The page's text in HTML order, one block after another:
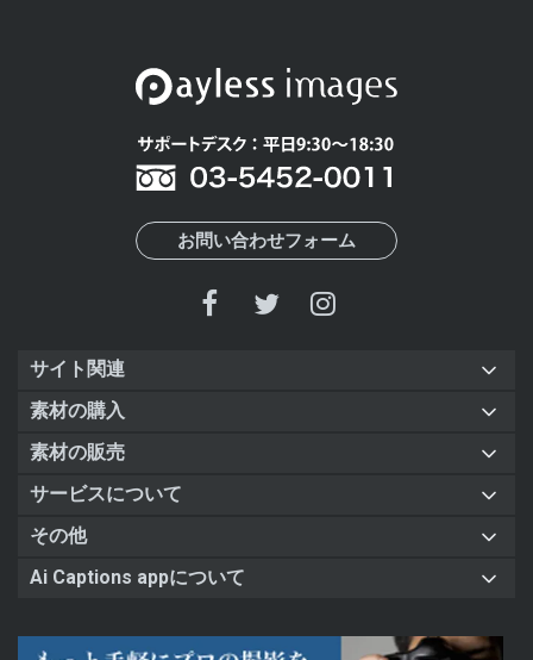
お問い合わせフォーム
サイト関連
素材の購入
素材の販売
サービスについて
その他
Ai Captions appについて